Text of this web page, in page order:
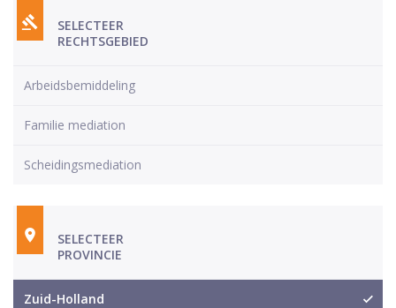
SELECTEER
RECHTSGEBIED
Arbeidsbemiddeling
Familie mediation
Scheidingsmediation
SELECTEER
PROVINCIE
Zuid-Holland